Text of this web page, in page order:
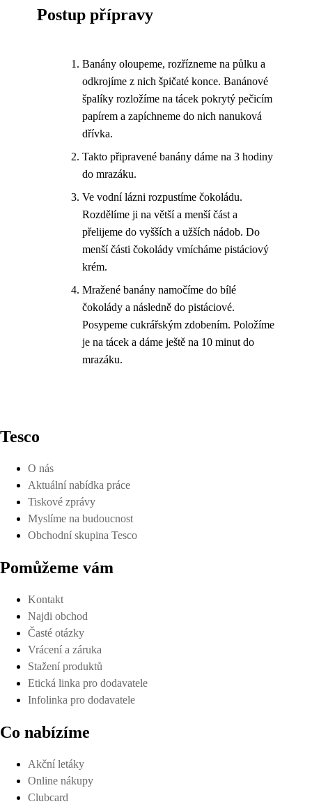
Postup přípravy
Banány oloupeme, rozřízneme na půlku a
odkrojíme z nich špičaté konce. Banánové
špalíky rozložíme na tácek pokrytý pečicím
papírem a zapíchneme do nich nanuková
dřívka.
Takto připravené banány dáme na 3 hodiny
do mrazáku.
Ve vodní lázni rozpustíme čokoládu.
Rozdělíme ji na větší a menší část a
přelijeme do vyšších a užších nádob. Do
menší části čokolády vmícháme pistáciový
krém.
Mražené banány namočíme do bílé
čokolády a následně do pistáciové.
Posypeme cukrářským zdobením. Položíme
je na tácek a dáme ještě na 10 minut do
mrazáku.
Tesco
O nás
Aktuální nabídka práce
Tiskové zprávy
Myslíme na budoucnost
Obchodní skupina Tesco
Pomůžeme vám
Kontakt
Najdi obchod
Časté otázky
Vrácení a záruka
Stažení produktů
Etická linka pro dodavatele
Infolinka pro dodavatele
Co nabízíme
Akční letáky
Online nákupy
Clubcard